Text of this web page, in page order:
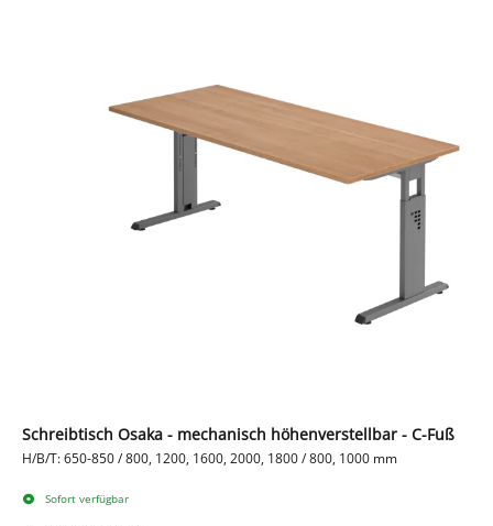
Schreibtisch Osaka - mechanisch höhenverstellbar - C-Fuß
H/B/T: 650-850 / 800, 1200, 1600, 2000, 1800 / 800, 1000 mm
Sofort verfügbar